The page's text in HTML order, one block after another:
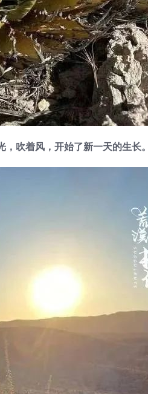
吹着风，开始了新一天的生长。